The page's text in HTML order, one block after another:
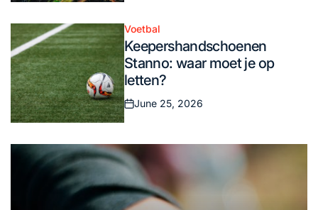
Posted
in
Voetbal
Keepershandschoenen
Stanno: waar moet je op
letten?
Posted
on
June 25, 2026